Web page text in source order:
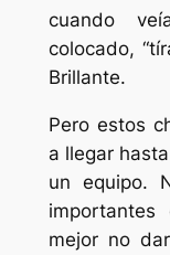
cuando
colocado, “
Brillante.
Pero estos
a llegar
un equipo.
importantes
mejor no